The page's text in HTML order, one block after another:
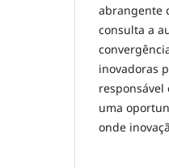
abrangente
consulta a
inovadoras
uma
onde